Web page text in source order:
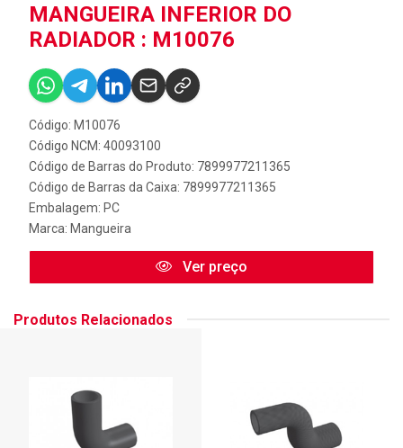
MANGUEIRA INFERIOR DO
RADIADOR : M10076
Código: M10076
Código NCM: 40093100
Código de Barras do Produto: 7899977211365
Código de Barras da Caixa: 7899977211365
Embalagem: PC
Marca: Mangueira
Ver preço
Produtos Relacionados